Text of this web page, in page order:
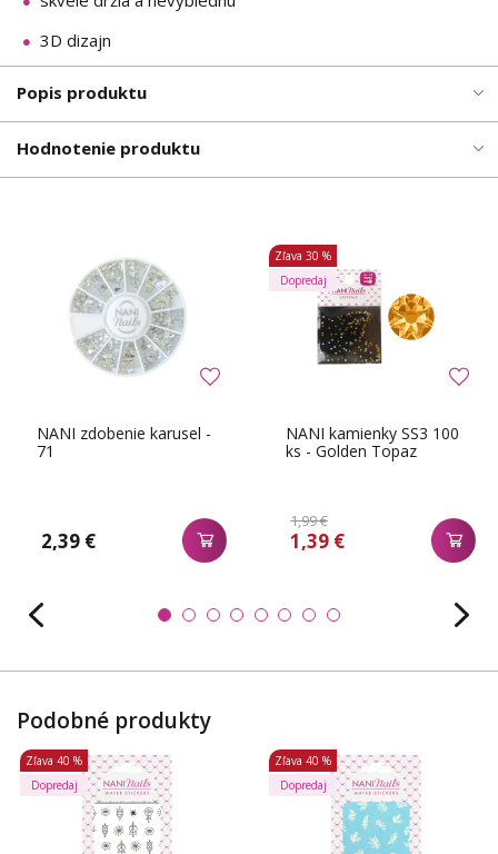
3D dizajn
Popis produktu
Hodnotenie produktu
NANI zdobenie karusel -
71
2,39 €
NANI kamienky SS3 100
ks - Golden Topaz
1,99 €
1,39 €
Zľava 30 %
Dopredaj
Podobné produkty
Zľava 40 %
Dopredaj
Zľava 40 %
Dopredaj